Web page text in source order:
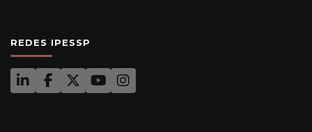
REDES IPESSP